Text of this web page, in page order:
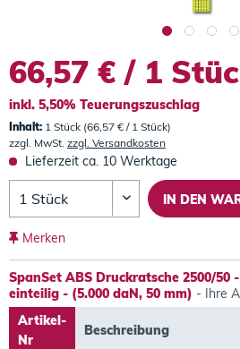
66,57 € / 1
inkl. 5,50% Teuerungszuschlag
Inhalt: 1 Stück (66,57 € / 1 Stück)
zzgl. MwSt. zzgl. Versandkosten
Lieferzeit ca. 10 Werktage
IN DEN
Merken
SpanSet ABS Druckratsche 2500/50
einteilig - (5.000 daN, 50 mm) - Ihre
Artikel-
Nr
Beschreibung